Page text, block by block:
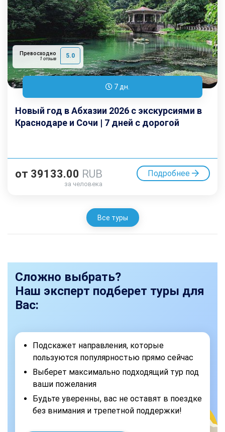
Превосходно
1 отзыв 5.0
7 дн.
Новый год в Абхазии 2026 с экскурсиями в
Краснодаре и Сочи | 7 дней с дорогой
от 39133.00 RUB
за человека
Подробнее
Все туры
Сложно выбрать?
Наш эксперт подберет туры для
Вас:
Подскажет направления, которые
пользуются популярностью прямо сейчас
Выберет максимально подходящий тур под
ваши пожелания
Будьте уверенны, вас не оставят в поездке
без внимания и трепетной поддержки!